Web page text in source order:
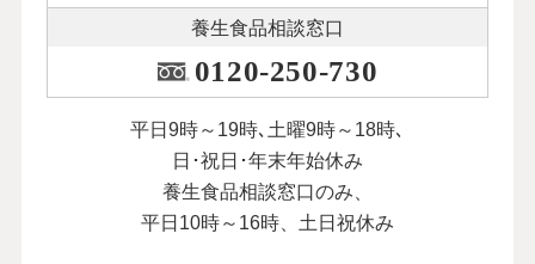
養生食品相談窓口
0120-250-730
平日9時～19時､土曜9時～18時､
日･祝日･年末年始休み
養生食品相談窓口のみ、
平日10時～16時、土日祝休み